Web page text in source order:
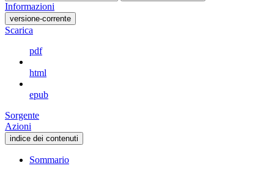
Informazioni
versione-corrente
Scarica
pdf
html
epub
Sorgente
Azioni
indice dei contenuti
Sommario